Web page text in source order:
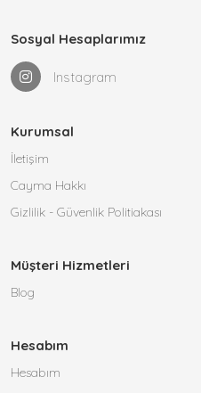
Sosyal Hesaplarımız
Instagram
Kurumsal
İletişim
Cayma Hakkı
Gizlilik - Güvenlik Politiakası
Müşteri Hizmetleri
Blog
Hesabım
Hesabım